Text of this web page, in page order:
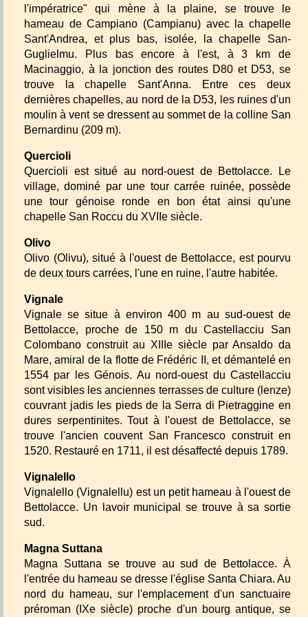
l'impératrice" qui mène à la plaine, se trouve le
hameau de Campiano (Campianu) avec la chapelle
Sant'Andrea, et plus bas, isolée, la chapelle San-
Guglielmu. Plus bas encore à l'est, à 3 km de
Macinaggio, à la jonction des routes D80 et D53, se
trouve la chapelle Sant'Anna. Entre ces deux
dernières chapelles, au nord de la D53, les ruines d'un
moulin à vent se dressent au sommet de la colline San
Bernardinu (209 m).
Quercioli
Quercioli est situé au nord-ouest de Bettolacce. Le
village, dominé par une tour carrée ruinée, possède
une tour génoise ronde en bon état ainsi qu'une
chapelle San Roccu du XVIIe siècle.
Olivo
Olivo (Olivu), situé à l'ouest de Bettolacce, est pourvu
de deux tours carrées, l'une en ruine, l'autre habitée.
Vignale
Vignale se situe à environ 400 m au sud-ouest de
Bettolacce, proche de 150 m du Castellacciu San
Colombano construit au XIIIe siècle par Ansaldo da
Mare, amiral de la flotte de Frédéric II, et démantelé en
1554 par les Génois. Au nord-ouest du Castellacciu
sont visibles les anciennes terrasses de culture (lenze)
couvrant jadis les pieds de la Serra di Pietraggine en
dures serpentinites. Tout à l'ouest de Bettolacce, se
trouve l'ancien couvent San Francesco construit en
1520. Restauré en 1711, il est désaffecté depuis 1789.
Vignalello
Vignalello (Vignalellu) est un petit hameau à l'ouest de
Bettolacce. Un lavoir municipal se trouve à sa sortie
sud.
Magna Suttana
Magna Suttana se trouve au sud de Bettolacce. À
l'entrée du hameau se dresse l'église Santa Chiara. Au
nord du hameau, sur l'emplacement d'un sanctuaire
préroman (IXe siècle) proche d'un bourg antique, se